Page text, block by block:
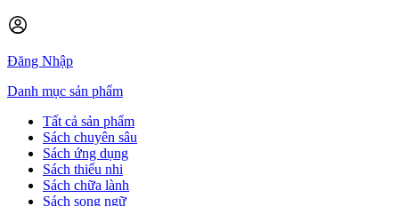
Đăng Nhập
Danh mục sản phẩm
Tất cả sản phẩm
Sách chuyên sâu
Sách ứng dụng
Sách thiếu nhi
Sách chữa lành
Sách song ngữ